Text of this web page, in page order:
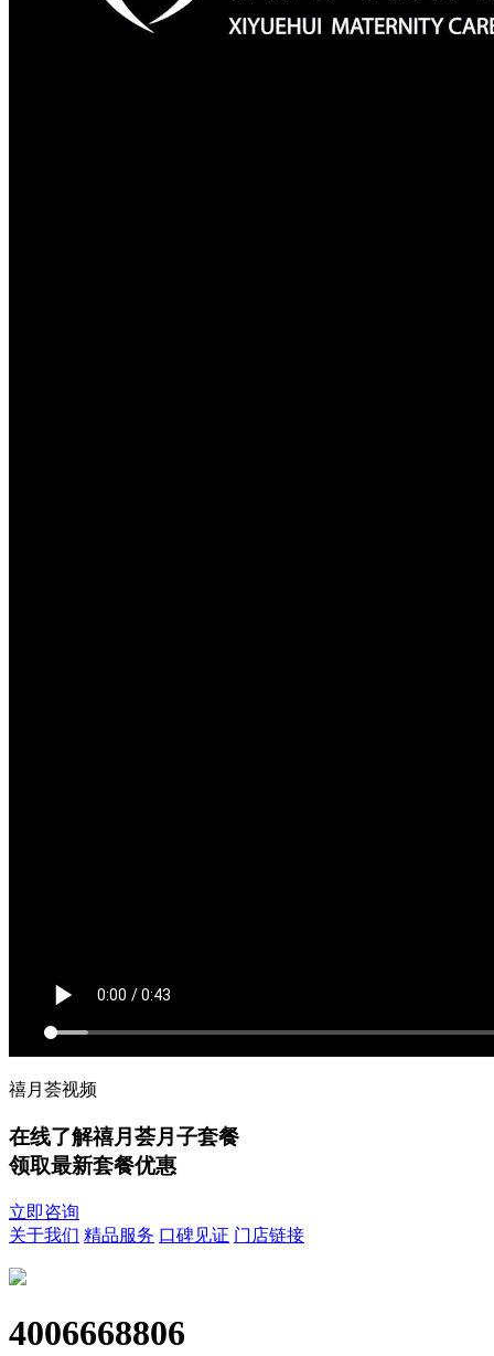
禧月荟视频
在线了解禧月荟月子套餐
领取最新套餐优惠
立即咨询
关于我们 精品服务 口碑见证 门店链接
4006668806